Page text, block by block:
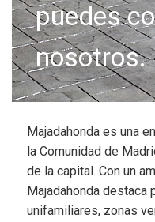
puedes
nosotros.
Majadahonda es una
la Comunidad de
de la capital. Con un
Majadahonda
unifamiliares, zonas